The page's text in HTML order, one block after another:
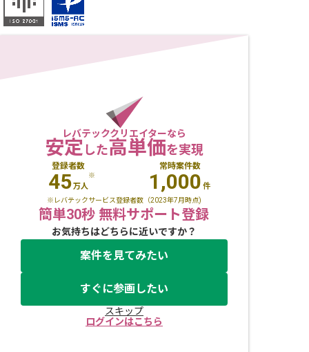
レバテッククリエイターなら
安定した高単価を実現
登録者数
45万人
※
常時案件数
1,000 件
※レバテックサービス登録者数（2023年7月時点)
簡単30秒 無料サポート登録
お気持ちはどちらに近いですか？
案件を見てみたい
すぐに参画したい
スキップ
ログインはこちら